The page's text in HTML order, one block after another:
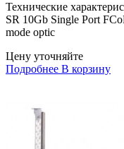
Технические
SR 10Gb Single Port
mode optic
Цену уточняйте
Подробнее В корзину